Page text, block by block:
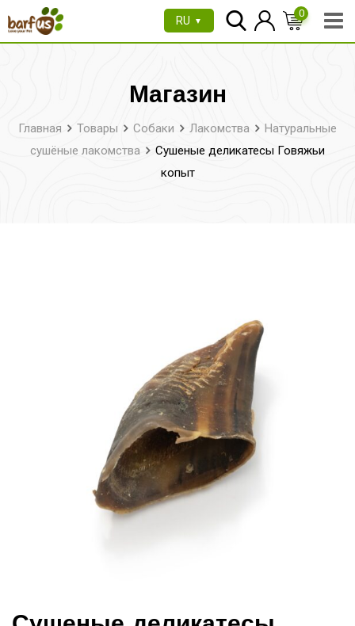
Перейти
RU ▼
0
Магазин
Главная Товары Собаки Лакомства
Натуральные
сушёные лакомства
Сушеные деликатесы Говяжьи
копыт